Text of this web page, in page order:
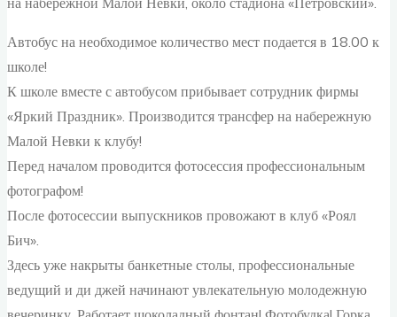
Автобус на необходимое количество мест подается в 18.00 к
школе!
К школе вместе с автобусом прибывает сотрудник фирмы
«Яркий Праздник». Производится трансфер на набережную
Малой Невки к клубу!
Перед началом проводится фотосессия профессиональным
фотографом!
После фотосессии выпускников провожают в клуб «Роял
Бич».
Здесь уже накрыты банкетные столы, профессиональные
ведущий и ди джей начинают увлекательную молодежную